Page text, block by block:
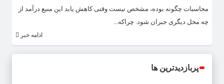
محاسبات چگونه بوده، مشخص نیست وقتی کاهش یابد این منبع درآمد از
چه محل دیگری جبران شود. چراکه...
ادامه خبر
پربازدیدترین ها